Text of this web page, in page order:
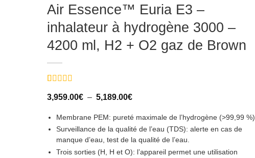
Air Essence™ Euria E3 –
inhalateur à hydrogène 3000 –
4200 ml, H2 + O2 gaz de Brown
basé sur
client
3,959.00€ – 5,189.00€Plage
prix :
3,959.00€
à
5,189.00€
Membrane PEM: pureté maximale de l’hydrogène (>99,99 %).
Surveillance de la qualité de l’eau (TDS): alerte en cas de
manque d’eau, test de la qualité de l’eau.
Trois sorties (H, H et O): l’appareil permet une utilisation